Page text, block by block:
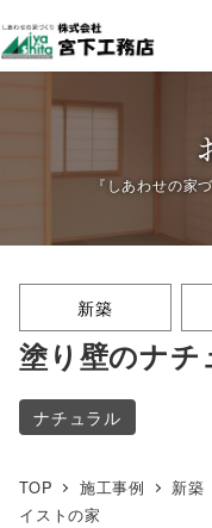
イ
ン
へ
新築
塗り壁のナ
ナチュラル
TOP 施工事例 新築
イストの家